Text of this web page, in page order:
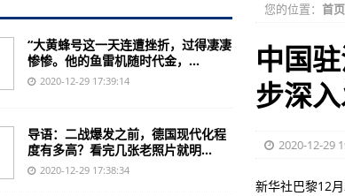
日本全国暂停旅游支援项目 以遏制疫情蔓延
英欧贸易协议未设更多宽限期 英工商业仓促应对脱欧后阵痛
韩国总统文在寅年薪上涨2.8%，明年可拿141万人民币
韩国总统文在寅新年特赦3024人 朴槿惠李明博排除在外
海上大风黄色预警：东海南海等部分海域阵风达10至11级
沈阳将对重点风险人群每48小时进行1次核酸检测
您的位置： 首页
中国
步深
2020-12-29
新华社巴黎12
“大黄蜂号这一天连遭挫折，过得凄凄
惨惨。他的鱼雷机随时代金，...
2020-12-29 17:39:14
导语：二战爆发之前，德国现代化程
度有多高？看完几张老照片就明...
2020-12-29 17:38:34